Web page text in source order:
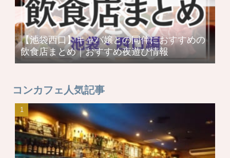
【池袋西口】キャバ嬢との同伴におすすめの
飲食店まとめ｜おすすめ夜遊び情報
コンカフェ人気記事